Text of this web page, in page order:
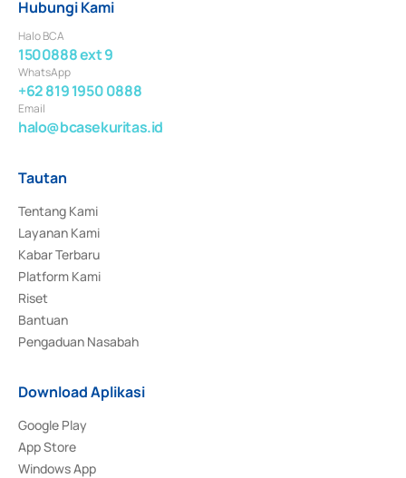
Hubungi Kami
Halo BCA
1500888 ext 9
WhatsApp
+62 819 1950 0888
Email
halo@bcasekuritas.id
Tautan
Tentang Kami
Layanan Kami
Kabar Terbaru
Platform Kami
Riset
Bantuan
Pengaduan Nasabah
Download Aplikasi
Google Play
App Store
Windows App